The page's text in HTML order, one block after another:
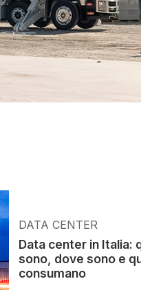
DATA CENTER
Data center in Italia:
sono, dove sono e
consumano